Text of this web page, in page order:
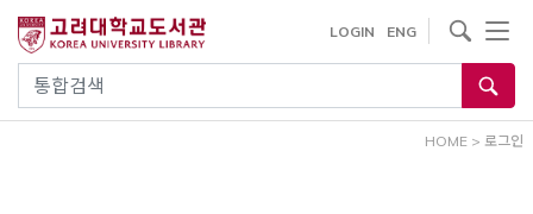
건
통합검색
LOGIN ENG
사이트내 검색
HOME > 로그인